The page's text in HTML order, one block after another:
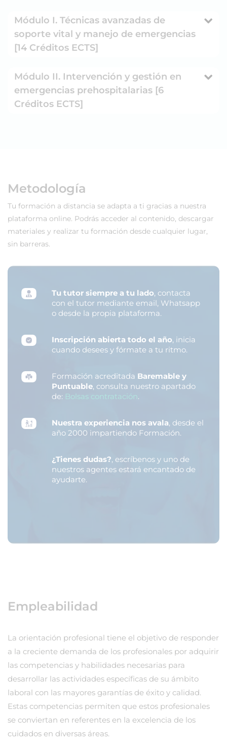
Módulo I. Técnicas avanzadas de
soporte vital y manejo de emergencias
[14 Créditos ECTS]
Módulo II. Intervención y gestión en
emergencias prehospitalarias [6
Créditos ECTS]
Metodología
Tu formación a distancia se adapta a ti gracias a nuestra
plataforma online. Podrás acceder al contenido, descargar
materiales y realizar tu formación desde cualquier lugar,
sin barreras.
Tu tutor siempre a tu lado, contacta
con el tutor mediante email, Whatsapp
o desde la propia plataforma.
Inscripción abierta todo el año, inicia
cuando desees y fórmate a tu ritmo.
Formación acreditada Baremable y
Puntuable, consulta nuestro apartado
de: Bolsas contratación.
Nuestra experiencia nos avala, desde el
año 2000 impartiendo Formación.
¿Tienes dudas?, escríbenos y uno de
nuestros agentes estará encantado de
ayudarte.
Empleabilidad
La orientación profesional tiene el objetivo de responder
a la creciente demanda de los profesionales por adquirir
las competencias y habilidades necesarias para
desarrollar las actividades específicas de su ámbito
laboral con las mayores garantías de éxito y calidad.
Estas competencias permiten que estos profesionales
se conviertan en referentes en la excelencia de los
cuidados en diversas áreas.